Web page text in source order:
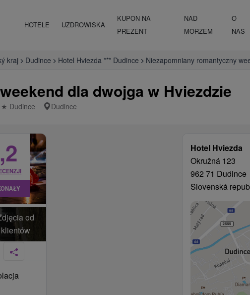
HOTELE UZDROWISKA
KUPON NA
PREZENT
NAD
MORZEM
O
NAS
kraj Dudince Hotel Hviezda *** Dudince Niezapomniany romantyczny
dla dwojga w Hviezdzie
★ Dudince Dudince
Hotel Hviezda
Okružná 123
962 71 Dudince
Slovenská
od
klientów